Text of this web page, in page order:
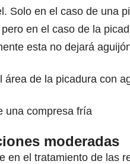
Solo en el caso de una
en el caso de la
esta no dejará
área de la picadura con
una compresa fría
moderadas
en el tratamiento de las